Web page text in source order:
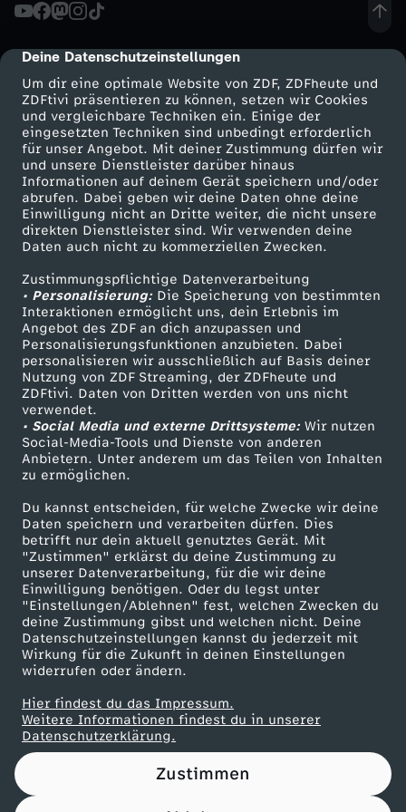
cmp-dialog-description
Deine Datenschutzeinstellungen
Um dir eine optimale Website von ZDF, ZDFheute und
ZDFtivi präsentieren zu können, setzen wir Cookies
und vergleichbare Techniken ein. Einige der
eingesetzten Techniken sind unbedingt erforderlich
für unser Angebot. Mit deiner Zustimmung dürfen wir
und unsere Dienstleister darüber hinaus
Informationen auf deinem Gerät speichern und/oder
abrufen. Dabei geben wir deine Daten ohne deine
Einwilligung nicht an Dritte weiter, die nicht unsere
direkten Dienstleister sind. Wir verwenden deine
Daten auch nicht zu kommerziellen Zwecken.
Zustimmungspflichtige Datenverarbeitung
• Personalisierung:Die Speicherung von bestimmten
Interaktionen ermöglicht uns, dein Erlebnis im
Angebot des ZDF an dich anzupassen und
Personalisierungsfunktionen anzubieten. Dabei
personalisieren wir ausschließlich auf Basis deiner
Nutzung von ZDF Streaming, der ZDFheute und
ZDFtivi. Daten von Dritten werden von uns nicht
verwendet.
• Social Media und externe Drittsysteme:Wir nutzen
Social-Media-Tools und Dienste von anderen
Anbietern. Unter anderem um das Teilen von Inhalten
zu ermöglichen.
Du kannst entscheiden, für welche Zwecke wir deine
Daten speichern und verarbeiten dürfen. Dies
betrifft nur dein aktuell genutztes Gerät. Mit
"Zustimmen" erklärst du deine Zustimmung zu
unserer Datenverarbeitung, für die wir deine
Einwilligung benötigen. Oder du legst unter
"Einstellungen/Ablehnen" fest, welchen Zwecken du
deine Zustimmung gibst und welchen nicht. Deine
Datenschutzeinstellungen kannst du jederzeit mit
Wirkung für die Zukunft in deinen Einstellungen
widerrufen oder ändern.
Hier findest du das Impressum.
Weitere Informationen findest du in unserer
Datenschutzerklärung.
Zustimmen
Wechseln zu: ZDFheute
Mehr ZDF
ZDF-Apps
Smart TV
ZDFtext
Livestreams
Sendungen A-Z
TV-Programm
Service
ZDFmitreden
Kontakt zum ZDF
Tickets
Zuschauerservice
Hilfe
ZDF Unternehmen
Karriere
ZDF goes Schule
Werbefernsehen
Mainzelmännchen
Partner